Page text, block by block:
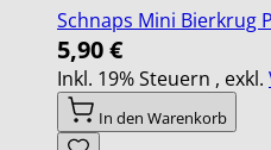
Schnaps Mini Bierkrug
5,90 €
Inkl. 19% Steuern , exkl.
In den Warenkorb